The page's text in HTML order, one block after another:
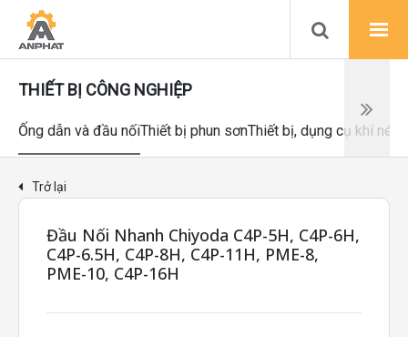
THIẾT BỊ CÔNG NGHIỆP
Ống dẫn và đầu nốiThiết bị phun sơnThiết bị, dụng cụ khí nén
Trở lại
Đầu Nối Nhanh Chiyoda C4P-5H, C4P-6H,
C4P-6.5H, C4P-8H, C4P-11H, PME-8,
PME-10, C4P-16H